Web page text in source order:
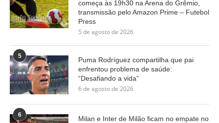
começa às 19h30 na Arena do Grêmio,
transmissão pelo Amazon Prime – Futebol
Press
5 de agosto de 2026
5
Puma Rodríguez compartilha que pai
enfrentou problema de saúde:
“Desafiando a vida”
6 de agosto de 2026
6
Milan e Inter de Milão ficam no empate no